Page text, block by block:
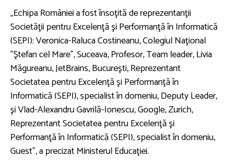
„Echipa României a fost însoţită de reprezentanţii
Societăţii pentru Excelenţă şi Performanţă în Informatică
(SEPI): Veronica-Raluca Costineanu, Colegiul Naţional
"Ştefan cel Mare", Suceava, Profesor, Team leader, Livia
Măgureanu, JetBrains, Bucureşti, Reprezentant
Societatea pentru Excelenţă şi Performanţă în
Informatică (SEPI), specialist în domeniu, Deputy Leader,
şi Vlad-Alexandru Gavrilă-Ionescu, Google, Zurich,
Reprezentant Societatea pentru Excelenţă şi
Performanţă în Informatică (SEPI), specialist în domeniu,
Guest”, a precizat Ministerul Educaţiei.